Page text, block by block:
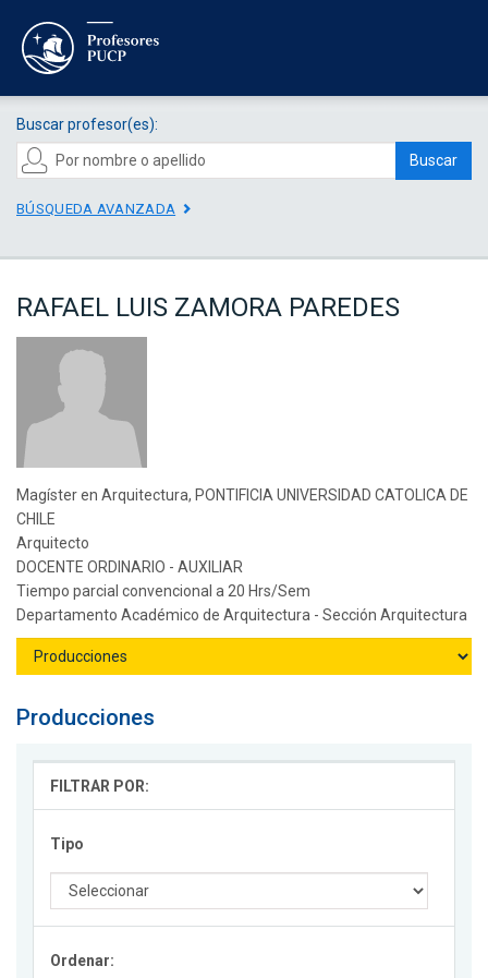
Buscar profesor(es):
Buscar
BÚSQUEDA AVANZADA
RAFAEL LUIS ZAMORA PAREDES
Magíster en Arquitectura, PONTIFICIA UNIVERSIDAD CATOLICA DE
CHILE
Arquitecto
DOCENTE ORDINARIO - AUXILIAR
Tiempo parcial convencional a 20 Hrs/Sem
Departamento Académico de Arquitectura - Sección Arquitectura
Producciones
FILTRAR POR:
Tipo
Ordenar: